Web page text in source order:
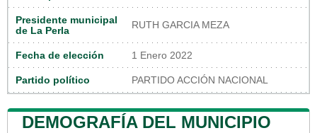
Presidente municipal
de La Perla
RUTH GARCIA MEZA
Fecha de elección 1 Enero 2022
Partido político PARTIDO ACCIÓN NACIONAL
DEMOGRAFÍA DEL MUNICIPIO